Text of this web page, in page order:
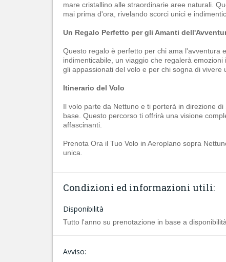
mare cristallino alle straordinarie aree naturali.
mai prima d'ora, rivelando scorci unici e
Un Regalo Perfetto per gli Amanti
Questo regalo è perfetto per chi ama l'avventura
indimenticabile, un viaggio che regalerà
gli appassionati del volo e per chi sogna di vivere
Itinerario del Volo
Il volo parte da Nettuno e ti porterà in direzione
base. Questo percorso ti offrirà una visione
affascinanti.
Prenota Ora il Tuo Volo in Aeroplano sopra
unica.
Condizioni ed informazioni utili:
Disponibilità
Tutto l'anno su prenotazione in base a
Avviso: